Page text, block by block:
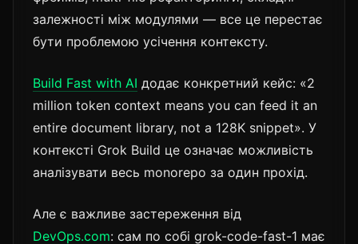
залежності між модулями — все це перестає
бути проблемою усічення контексту.
Build Fast with AI додає конкретний кейс: «2
million token context means you can feed it an
entire document library, not a 128K snippet». У
контексті Grok Build це означає можливість
аналізувати весь monorepo за один прохід.
Але є важливе застереження від
DevOps.com: сам по собі grok-code-fast-1 має